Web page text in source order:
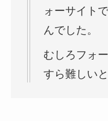
ォーサイト
んでした。
むしろフォ
すら難しい